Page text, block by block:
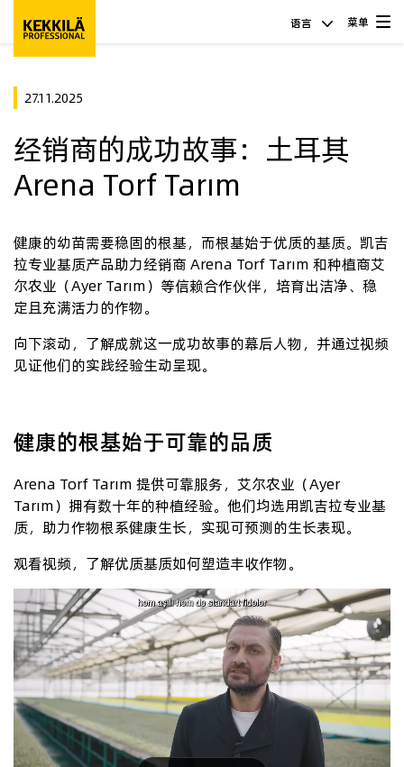
菜单
语言
27.11.2025
经销商的成功故事：土耳其
Arena Torf Tarım
健康的幼苗需要稳固的根基，而根基始于优质的基质。凯吉
拉专业基质产品助力经销商 Arena Torf Tarım 和种植商艾
尔农业（Ayer Tarım）等信赖合作伙伴，培育出洁净、稳
定且充满活力的作物。
向下滚动，了解成就这一成功故事的幕后人物，并通过视频
见证他们的实践经验生动呈现。
健康的根基始于可靠的品质
Arena Torf Tarım 提供可靠服务，艾尔农业（Ayer
Tarım）拥有数十年的种植经验。他们均选用凯吉拉专业基
质，助力作物根系健康生长，实现可预测的生长表现。
观看视频，了解优质基质如何塑造丰收作物。